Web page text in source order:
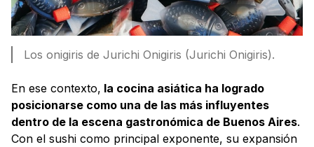
Los onigiris de Jurichi Onigiris (Jurichi Onigiris).
En ese contexto, la cocina asiática ha logrado
posicionarse como una de las más influyentes
dentro de la escena gastronómica de Buenos Aires.
Con el sushi como principal exponente, su expansión